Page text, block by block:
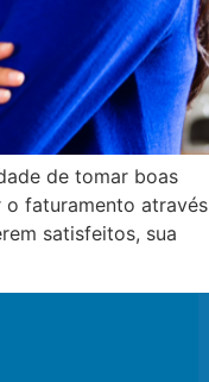
de tomar boas
o faturamento através
satisfeitos, sua